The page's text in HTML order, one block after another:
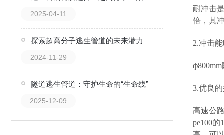
耐冲击
倍，其
2.冲击
3.优良
高速公
pe100
2025-04-11
探索超高分子逃生管道的未来潜力
2024-11-29
隧道逃生管道：守护生命的“生命线”
2025-12-09